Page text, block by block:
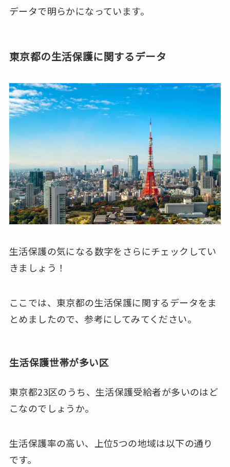
データで明らかになっています。
東京都の生活保護に関するデータ
生活保護の気になる数字をさらにチェックしてい
きましょう！
ここでは、東京都の生活保護に関するデータをま
とめましたので、参考にしてみてください。
生活保護世帯が多い区
東京都23区のうち、生活保護受給者が多いのはど
こなのでしょうか。
生活保護率の高い、上位5つの地域は以下の通り
です。